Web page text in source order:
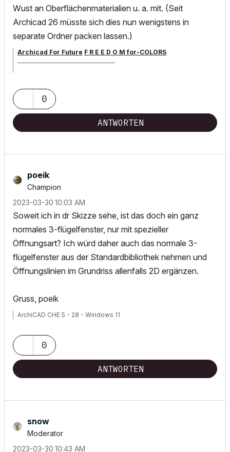
Wust an Oberflächenmaterialien u. a. mit. (Seit
Archicad 26 müsste sich dies nun wenigstens in
separate Ordner packen lassen.)
Archicad For Future F R E E D O M for-COLORS
0
ANTWORTEN
poeik
Champion
‎2023-03-30 10:03 AM
Soweit ich in dr Skizze sehe, ist das doch ein ganz
normales 3-flügelfenster, nur mit spezieller
Öffnungsart? Ich würd daher auch das normale 3-
flügelfenster aus der Standardbibliothek nehmen und
Öffnungslinien im Grundriss allenfalls 2D ergänzen.
Gruss, poeik
ArchiCAD CHE 5 - 28 - Windows 11
0
ANTWORTEN
snow
Moderator
‎2023-03-30 10:43 AM